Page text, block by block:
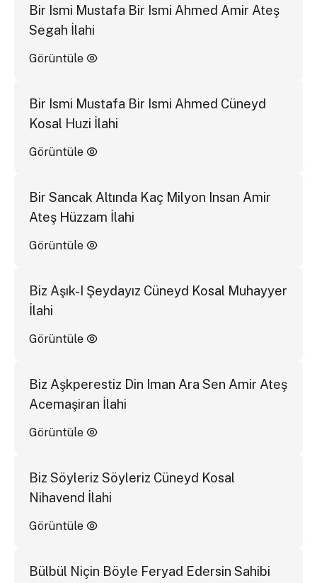
Bir Ismi Mustafa Bir Ismi Ahmed Amir Ateş
Segah İlahi
Görüntüle
Bir Ismi Mustafa Bir Ismi Ahmed Cüneyd
Kosal Huzi İlahi
Görüntüle
Bir Sancak Altında Kaç Milyon Insan Amir
Ateş Hüzzam İlahi
Görüntüle
Biz Aşık-I Şeydayız Cüneyd Kosal Muhayyer
İlahi
Görüntüle
Biz Aşkperestiz Din Iman Ara Sen Amir Ateş
Acemaşiran İlahi
Görüntüle
Biz Söyleriz Söyleriz Cüneyd Kosal
Nihavend İlahi
Görüntüle
Bülbül Niçin Böyle Feryad Edersin Sahibi